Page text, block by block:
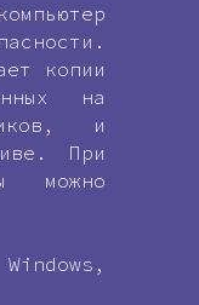
копии
на
и
При
можно
Windows,